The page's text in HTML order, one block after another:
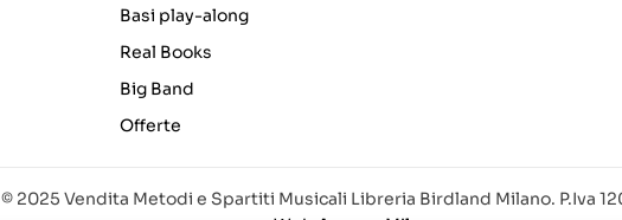
Basi play-along
Real Books
Big Band
Offerte
© 2025 Vendita Metodi e Spartiti Musicali Libreria Birdland Milano. P.Iva